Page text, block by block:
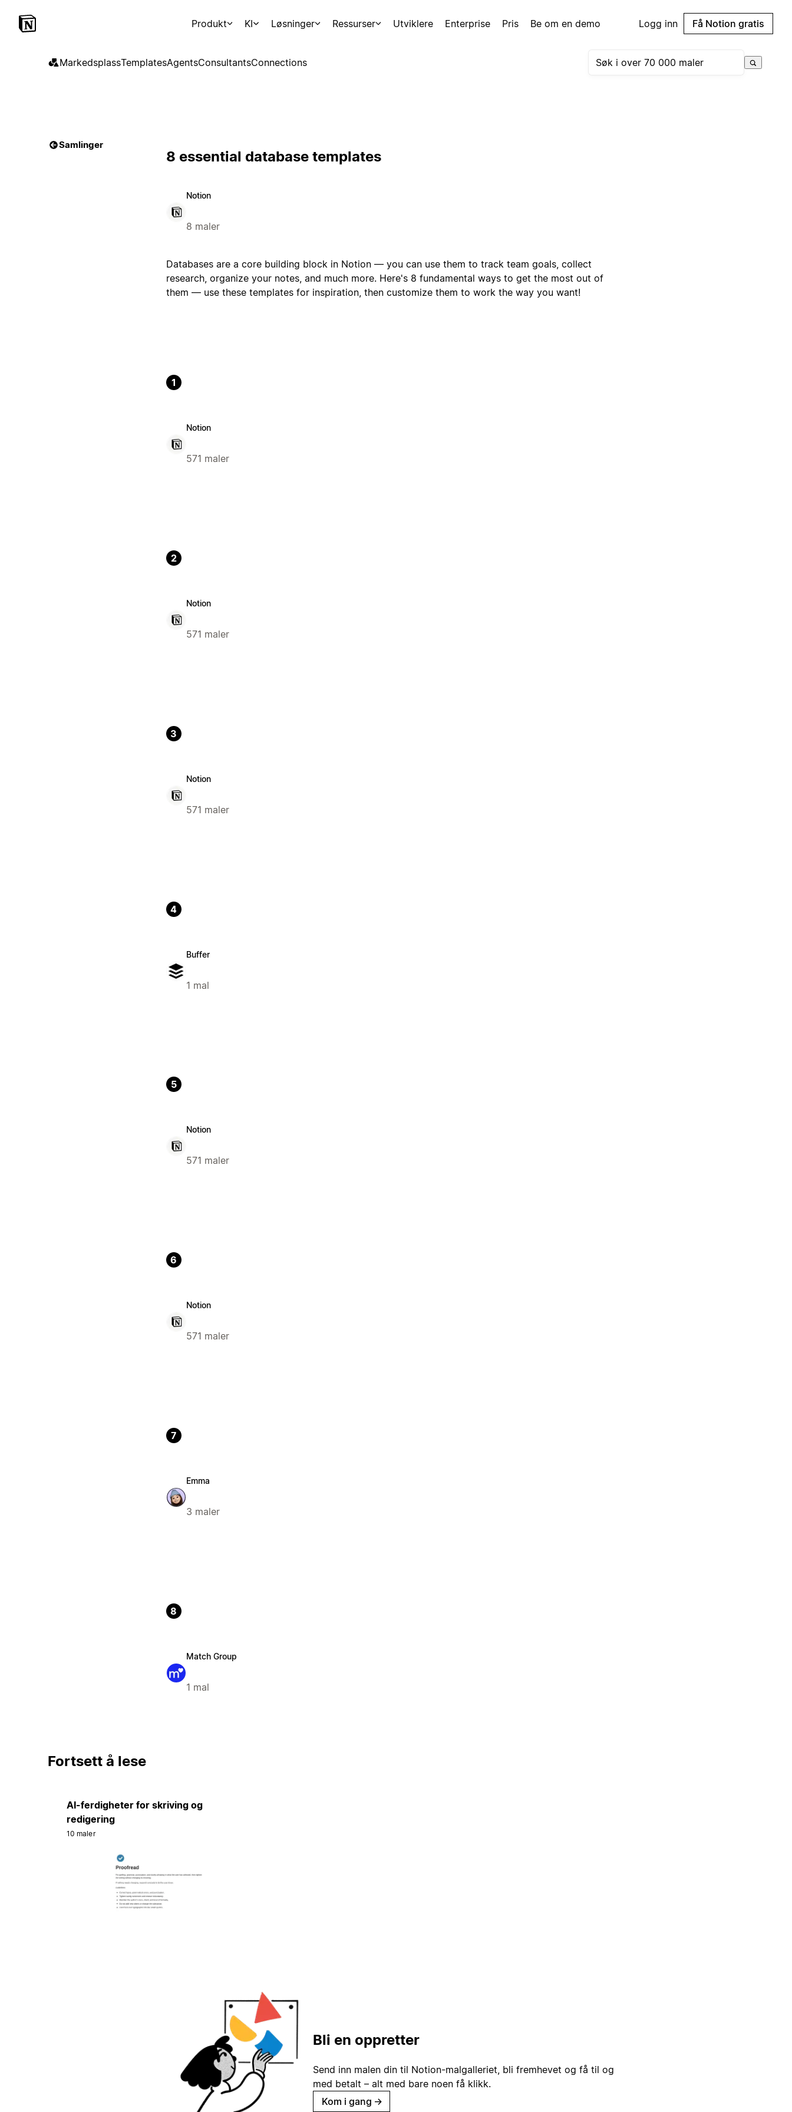
Produkt KI Løsninger Ressurser Utviklere Enterprise Pris Be om en demo Logg inn Få Notion gratis
MarkedsplassTemplatesAgentsConsultantsConnections
Samlinger
8 essential database templates
Notion
8 maler
Databases are a core building block in Notion — you can use them to track team goals, collect
research, organize your notes, and much more. Here's 8 fundamental ways to get the most out of
them — use these templates for inspiration, then customize them to work the way you want!
1
Notion
571 maler
2
Notion
571 maler
3
Notion
571 maler
4
Buffer
1 mal
5
Notion
571 maler
6
Notion
571 maler
7
Emma
3 maler
8
Match Group
1 mal
Fortsett å lese
AI-ferdigheter for skriving og
redigering
10 maler
Bli en oppretter
Send inn malen din til Notion-malgalleriet, bli fremhevet og få til og
med betalt – alt med bare noen få klikk.
Kom i gang →